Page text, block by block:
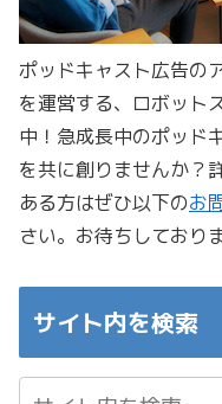
ポッドキャスト広告の
を運営する、ロボット
中！急成長中のポッド
を共に創りませんか？
ある方はぜひ以下のお
さい。お待ちしており
サイト内を検索